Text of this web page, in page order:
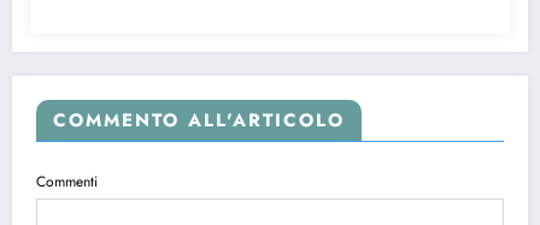
COMMENTO ALL'ARTICOLO
Commenti